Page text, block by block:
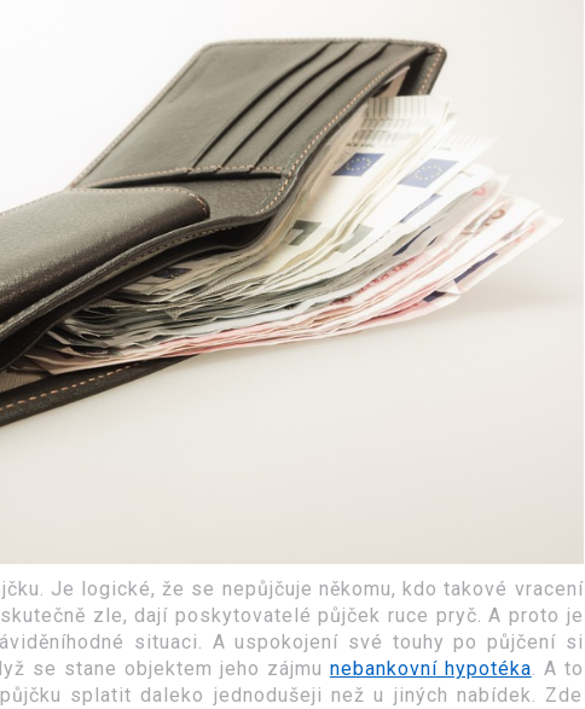
Je logické, že se nepůjčuje někomu, kdo takové vracení
zle, dají poskytovatelé půjček ruce pryč. A proto je
situaci. A uspokojení své touhy po půjčení si
se stane objektem jeho zájmu nebankovní hypotéka. A to
splatit daleko jednodušeji než u jiných nabídek. Zde